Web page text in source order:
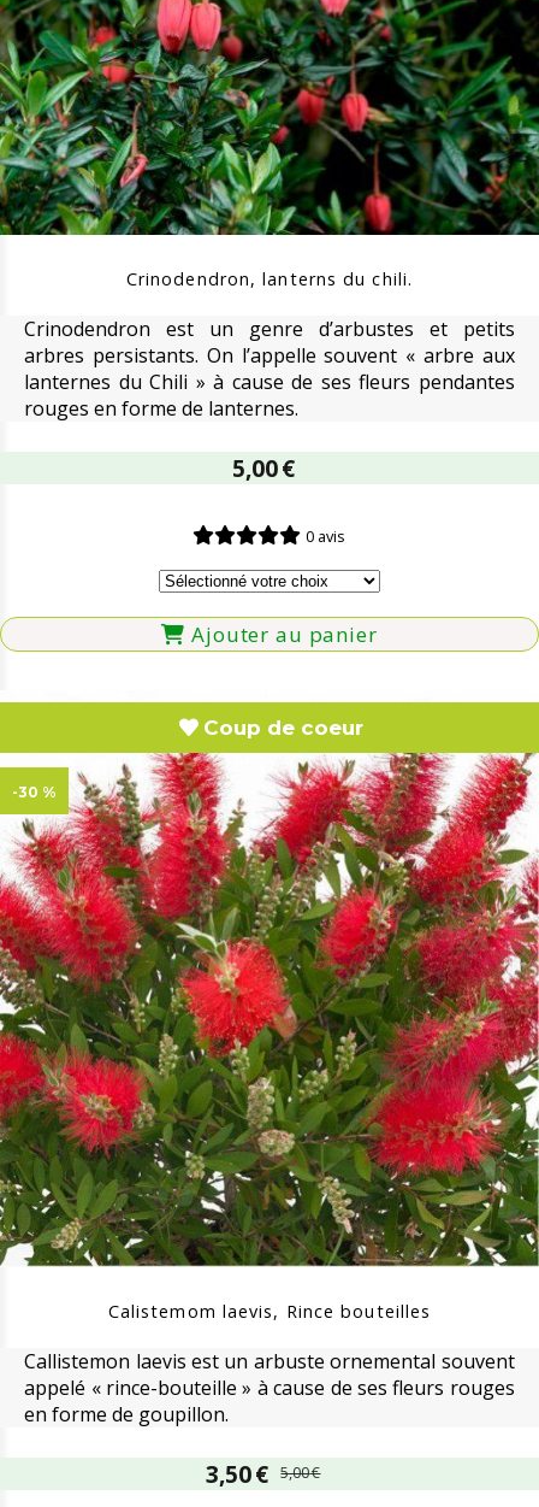
Crinodendron, lanterns du chili.
Crinodendron est un genre d’arbustes et petits
arbres persistants. On l’appelle souvent « arbre aux
lanternes du Chili » à cause de ses fleurs pendantes
rouges en forme de lanternes.
5,00€
0 avis
Ajouter au panier
-30 %
Calistemom laevis, Rince bouteilles
Callistemon laevis est un arbuste ornemental souvent
appelé « rince-bouteille » à cause de ses fleurs rouges
en forme de goupillon.
3,50€ 5,00€
Coup de coeur